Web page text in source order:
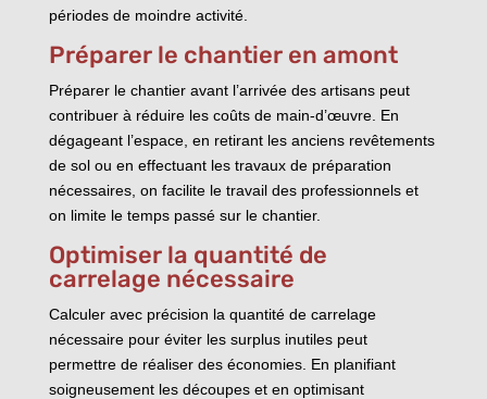
périodes de moindre activité.
Préparer le chantier en amont
Préparer le chantier avant l’arrivée des artisans peut
contribuer à réduire les coûts de main-d’œuvre. En
dégageant l’espace, en retirant les anciens revêtements
de sol ou en effectuant les travaux de préparation
nécessaires, on facilite le travail des professionnels et
on limite le temps passé sur le chantier.
Optimiser la quantité de
carrelage nécessaire
Calculer avec précision la quantité de carrelage
nécessaire pour éviter les surplus inutiles peut
permettre de réaliser des économies. En planifiant
soigneusement les découpes et en optimisant